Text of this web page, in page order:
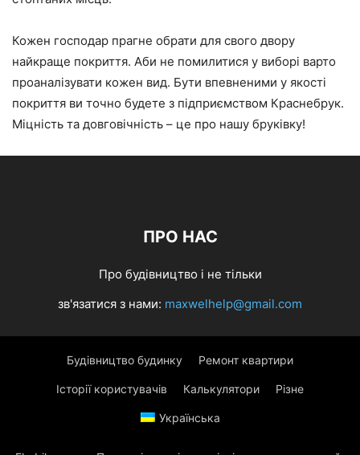
Кожен господар прагне обрати для свого двору
найкраще покриття. Аби не помилитися у виборі варто
проаналізувати кожен вид. Бути впевненими у якості
покриття ви точно будете з підприємством Краснебрук.
Міцність та довговічність – це про нашу бруківку!
ПРО НАС
Про будівництво і не тільки
зв'язатися з нами: maxwelhelp@gmail.com
Будівництво будинку Ремонт квартири
Історії користувачів Калькулятори Різне
Українська